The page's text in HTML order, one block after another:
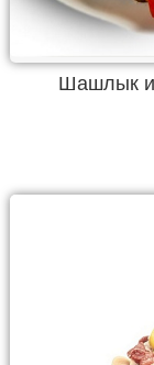
Шашлык